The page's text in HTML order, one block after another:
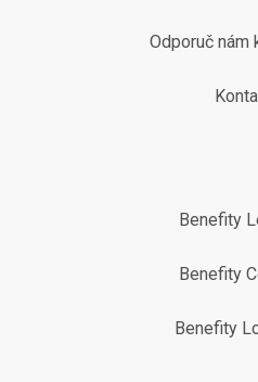
Odporuč nám
Benefity
Benefity
Benefity